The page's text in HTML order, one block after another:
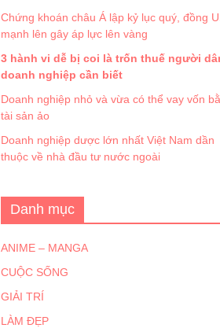
Chứng khoán châu Á lập kỷ lục quý, đồng
mạnh lên gây áp lực lên vàng
3 hành vi dễ bị coi là trốn thuế người
doanh nghiệp cần biết
Doanh nghiệp nhỏ và vừa có thể vay vốn
tài sản ảo
Doanh nghiệp dược lớn nhất Việt Nam dần
thuộc về nhà đầu tư nước ngoài
Danh mục
ANIME – MANGA
CUỘC SỐNG
GIẢI TRÍ
LÀM ĐẸP